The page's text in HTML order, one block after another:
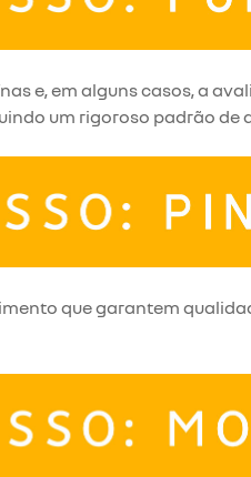
e, em alguns casos, a
um rigoroso padrão de
que garantem